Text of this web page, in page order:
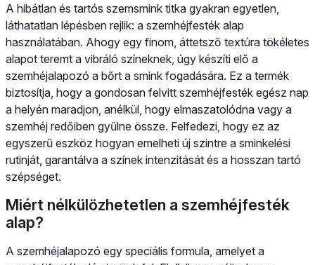
A hibátlan és tartós szemsmink titka gyakran egyetlen,
láthatatlan lépésben rejlik: a szemhéjfesték alap
használatában. Ahogy egy finom, áttetsző textúra tökéletes
alapot teremt a vibráló színeknek, úgy készíti elő a
szemhéjalapozó a bőrt a smink fogadására. Ez a termék
biztosítja, hogy a gondosan felvitt szemhéjfesték egész nap
a helyén maradjon, anélkül, hogy elmaszatolódna vagy a
szemhéj redőiben gyűlne össze. Felfedezi, hogy ez az
egyszerű eszköz hogyan emelheti új szintre a sminkelési
rutinját, garantálva a színek intenzitását és a hosszan tartó
szépséget.
Miért nélkülözhetetlen a szemhéjfesték
alap?
A szemhéjalapozó egy speciális formula, amelyet a